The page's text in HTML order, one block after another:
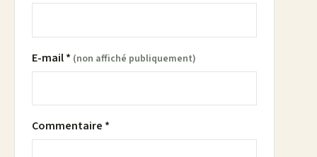
E-mail * (non affiché publiquement)
Commentaire *